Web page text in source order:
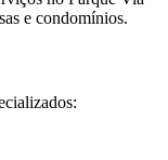
e condomínios.